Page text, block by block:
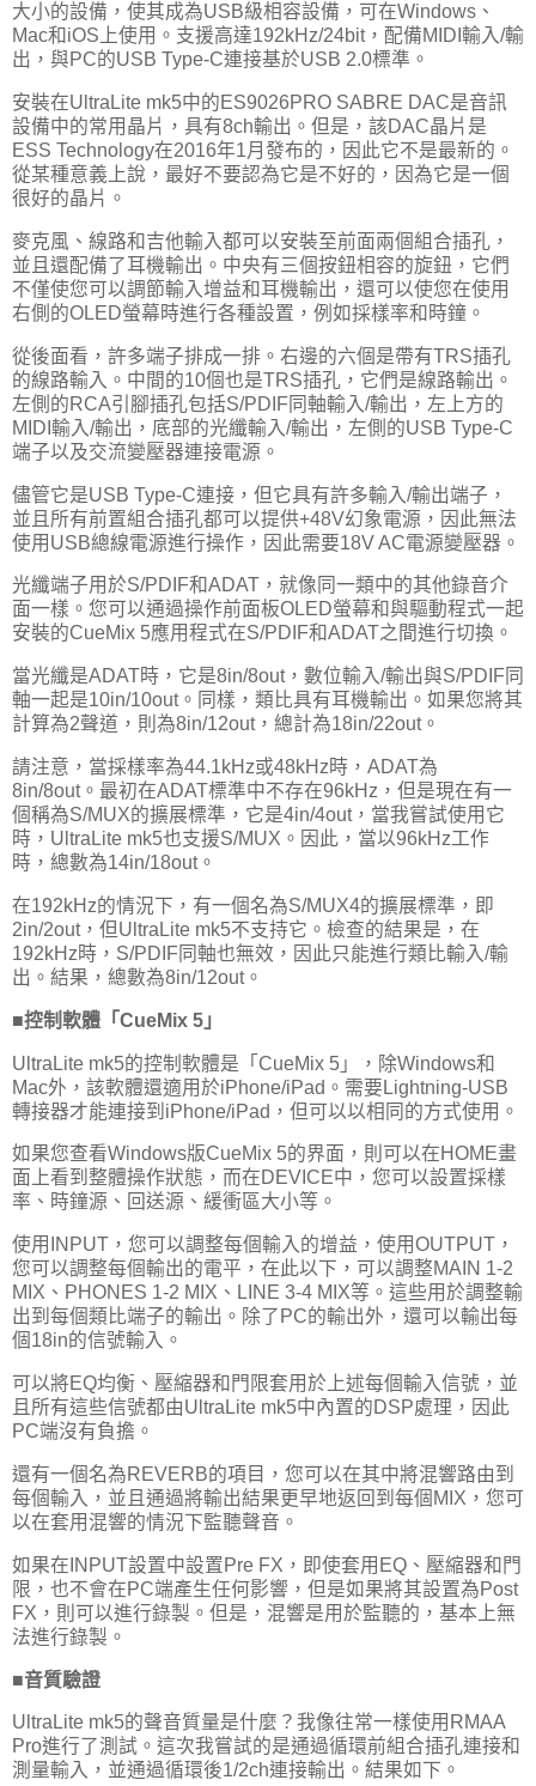
大小的設備，使其成為USB級相容設備，可在Windows、
Mac和iOS上使用。支援高達192kHz/24bit，配備MIDI輸入/輸
出，與PC的USB Type-C連接基於USB 2.0標準。
安裝在UltraLite mk5中的ES9026PRO SABRE DAC是音訊
設備中的常用晶片，具有8ch輸出。但是，該DAC晶片是
ESS Technology在2016年1月發布的，因此它不是最新的。
從某種意義上說，最好不要認為它是不好的，因為它是一個
很好的晶片。
麥克風、線路和吉他輸入都可以安裝至前面兩個組合插孔，
並且還配備了耳機輸出。中央有三個按鈕相容的旋鈕，它們
不僅使您可以調節輸入增益和耳機輸出，還可以使您在使用
右側的OLED螢幕時進行各種設置，例如採樣率和時鐘。
從後面看，許多端子排成一排。右邊的六個是帶有TRS插孔
的線路輸入。中間的10個也是TRS插孔，它們是線路輸出。
左側的RCA引腳插孔包括S/PDIF同軸輸入/輸出，左上方的
MIDI輸入/輸出，底部的光纖輸入/輸出，左側的USB Type-C
端子以及交流變壓器連接電源。
儘管它是USB Type-C連接，但它具有許多輸入/輸出端子，
並且所有前置組合插孔都可以提供+48V幻象電源，因此無法
使用USB總線電源進行操作，因此需要18V AC電源變壓器。
光纖端子用於S/PDIF和ADAT，就像同一類中的其他錄音介
面一樣。您可以通過操作前面板OLED螢幕和與驅動程式一起
安裝的CueMix 5應用程式在S/PDIF和ADAT之間進行切換。
當光纖是ADAT時，它是8in/8out，數位輸入/輸出與S/PDIF同
軸一起是10in/10out。同樣，類比具有耳機輸出。如果您將其
計算為2聲道，則為8in/12out，總計為18in/22out。
請注意，當採樣率為44.1kHz或48kHz時，ADAT為
8in/8out。最初在ADAT標準中不存在96kHz，但是現在有一
個稱為S/MUX的擴展標準，它是4in/4out，當我嘗試使用它
時，UltraLite mk5也支援S/MUX。因此，當以96kHz工作
時，總數為14in/18out。
在192kHz的情況下，有一個名為S/MUX4的擴展標準，即
2in/2out，但UltraLite mk5不支持它。檢查的結果是，在
192kHz時，S/PDIF同軸也無效，因此只能進行類比輸入/輸
出。結果，總數為8in/12out。
■控制軟體「CueMix 5」
UltraLite mk5的控制軟體是「CueMix 5」，除Windows和
Mac外，該軟體還適用於iPhone/iPad。需要Lightning-USB
轉接器才能連接到iPhone/iPad，但可以以相同的方式使用。
如果您查看Windows版CueMix 5的界面，則可以在HOME畫
面上看到整體操作狀態，而在DEVICE中，您可以設置採​​樣
率、時鐘源、回送源、緩衝區大小等。
使用INPUT，您可以調整每個輸入的增益，使用OUTPUT，
您可以調整每個輸出的電平，在此以下，可以調整MAIN 1-2
MIX、PHONES 1-2 MIX、LINE 3-4 MIX等。這些用於調整輸
出到每個類比端子的輸出。除了PC的輸出外，還可以輸出每
個18in的信號輸入。
可以將EQ均衡、壓縮器和門限套用於上述每個輸入信號，並
且所有這些信號都由UltraLite mk5中內置的DSP處理，因此
PC端沒有負擔。
還有一個名為REVERB的項目，您可以在其中將混響路由到
每個輸入，並且通過將輸出結果更早地返回到每個MIX，您可
以在套用混響的情況下監聽聲音。
如果在INPUT設置中設置Pre FX，即使套用EQ、壓縮器和門
限，也不會在PC端產生任何影響，但是如果將其設置為Post
FX，則可以進行錄製。但是，混響是用於監聽的，基本上無
法進行錄製。
■音質驗證
UltraLite mk5的聲音質量是什麼？我像往常一樣使用RMAA
Pro進行了測試。這次我嘗試的是通過循環前組合插孔連接和
測量輸入，並通過循環後1/2ch連接輸出。結果如下。